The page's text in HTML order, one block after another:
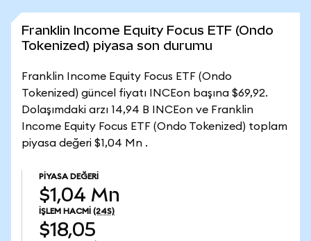
Franklin Income Equity Focus ETF (Ondo
Tokenized) piyasa son durumu
Franklin Income Equity Focus ETF (Ondo
Tokenized) güncel fiyatı INCEon başına $69,92.
Dolaşımdaki arzı 14,94 B INCEon ve Franklin
Income Equity Focus ETF (Ondo Tokenized) toplam
piyasa değeri $1,04 Mn .
PIYASA DEĞERI
$1,04 Mn
İŞLEM HACMI (24S)
$18,05